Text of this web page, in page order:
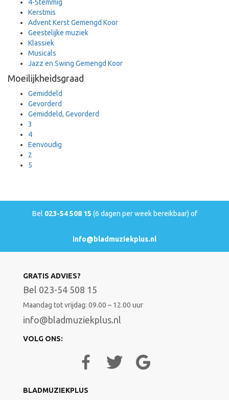
4-Stemmig
Kerstmis
Advent Kerst Gemengd Koor
Geestelijke muziek
Klassiek
Musicals
Jazz en Swing Gemengd Koor
Moeilijkheidsgraad
Gemiddeld
Gevorderd
Gemiddeld, Gevorderd
3
4
Eenvoudig
2
5
Bel 023-54 508 15 (6 dagen per week bereikbaar) of
info@bladmuziekplus.nl
GRATIS ADVIES?
Bel 023-54 508 15
Maandag tot vrijdag: 09.00 – 12.00 uur
info@bladmuziekplus.nl
VOLG ONS:
BLADMUZIEKPLUS